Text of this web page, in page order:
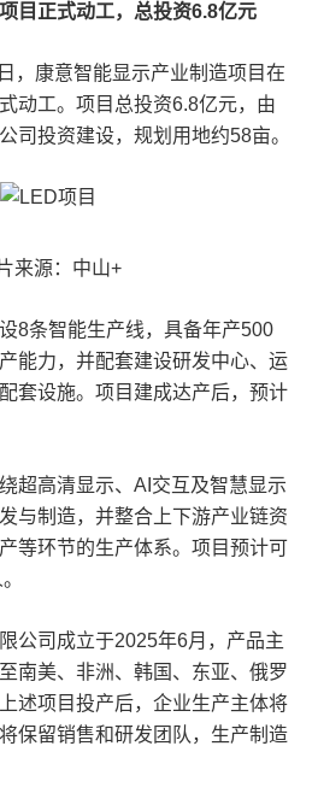
目正式动工，总投资6.8亿元
，康意智能显示产业制造项目在
动工。项目总投资6.8亿元，由
司投资建设，规划用地约58亩。
来源：中山+
8条智能生产线，具备年产500
能力，并配套建设研发中心、运
套设施。项目建成达产后，预计
超高清显示、AI交互及智慧显示
与制造，并整合上下游产业链资
等环节的生产体系。项目预计可
公司成立于2025年6月，产品主
南美、非洲、韩国、东亚、俄罗
述项目投产后，企业生产主体将
保留销售和研发团队，生产制造